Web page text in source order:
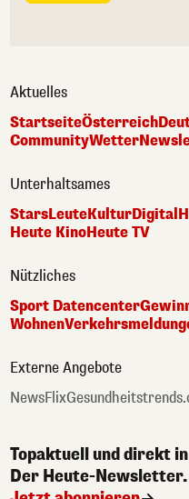
Aktuelles
StartseiteÖsterreich
CommunityWetter
Unterhaltsames
StarsLeuteKulturDigital
Heute KinoHeute TV
Nützliches
Sport Datencenter
Wohnen
Externe Angebote
NewsFlix
Topaktuell und direkt
Der Heute-Newsletter.